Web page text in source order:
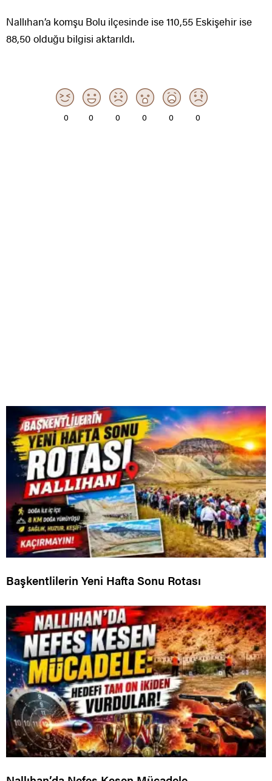
Nallıhan’a komşu Bolu ilçesinde ise 110,55 Eskişehir ise
88,50 olduğu bilgisi aktarıldı.
0 0 0 0 0 0
Başkentlilerin Yeni Hafta Sonu Rotası